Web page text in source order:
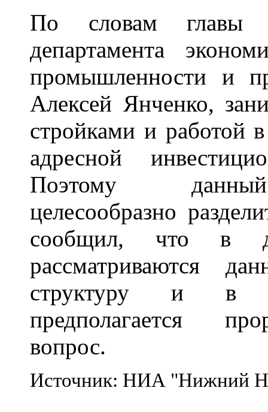
По словам главы
департамента
промышленности и
Алексей Янченко,
стройками и работой
адресной
Поэтому
целесообразно
сообщил, что в
рассматриваются
структуру и в
предполагается
вопрос.
Источник: НИА "Нижний